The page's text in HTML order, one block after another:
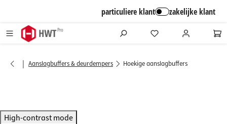
particuliere klant zakelijke klant
| Aanslagbuffers & deurdempers Hoekige aanslagbuffers
High-contrast mode